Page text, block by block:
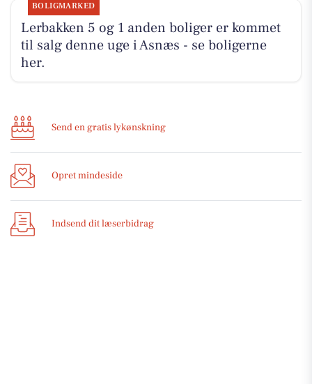
BOLIGMARKED
Lerbakken 5 og 1 anden boliger er kommet
til salg denne uge i Asnæs - se boligerne
her.
Send en gratis lykønskning
Opret mindeside
Indsend dit læserbidrag